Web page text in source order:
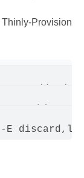
Provision